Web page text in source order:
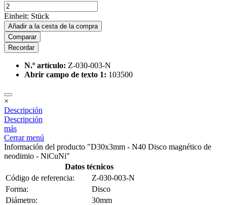
Einheit: Stück
Añadir a la cesta de la compra
Comparar
Recordar
N.º artículo: Z-030-003-N
Abrir campo de texto 1: 103500
×
Descripción
Descripción
más
Cerrar menú
Información del producto "D30x3mm - N40 Disco magnético de
neodimio - NiCuNi"
Datos técnicos
Código de referencia:
Z-030-003-N
Forma:
Disco
Diámetro:
30mm